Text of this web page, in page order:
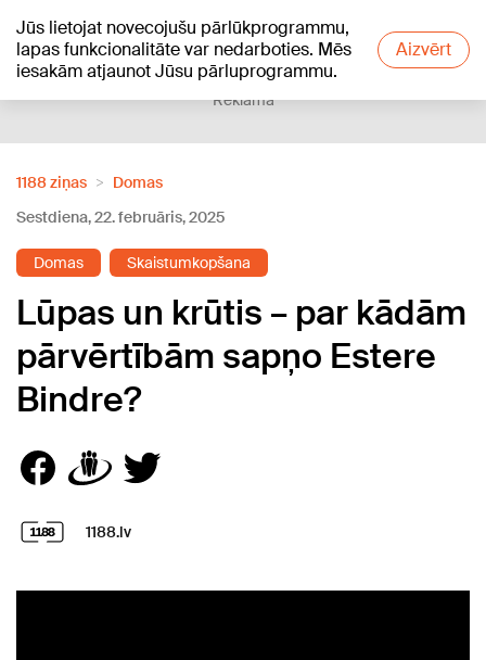
Jūs lietojat novecojušu pārlūkprogrammu,
lapas funkcionalitāte var nedarboties. Mēs
iesakām atjaunot Jūsu pārluprogrammu.
Aizvērt
+20°C
Reklāma
1188 ziņas
Domas
Sestdiena, 22. februāris, 2025
Domas Skaistumkopšana
Lūpas un krūtis – par kādām
pārvērtībām sapņo Estere
Bindre?
1188.lv